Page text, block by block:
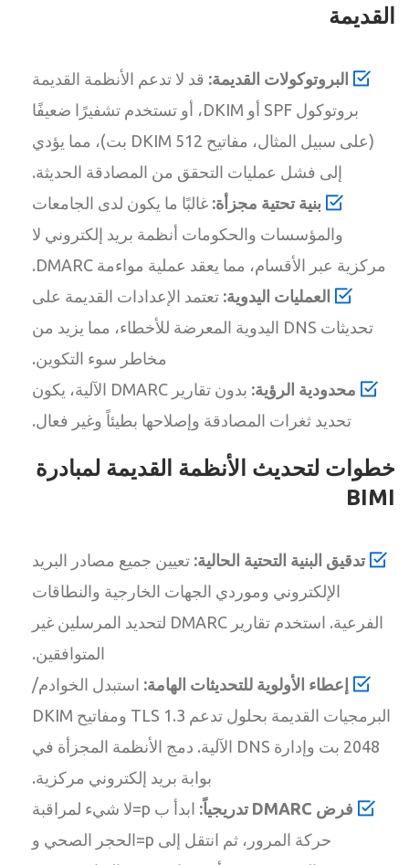
القديمة
البروتوكولات القديمة: قد لا تدعم الأنظمة القديمة
بروتوكول SPF أو DKIM، أو تستخدم تشفيرًا ضعيفًا
(على سبيل المثال، مفاتيح DKIM 512 بت)، مما يؤدي
إلى فشل عمليات التحقق من المصادقة الحديثة.
بنية تحتية مجزأة: غالبًا ما يكون لدى الجامعات
والمؤسسات والحكومات أنظمة بريد إلكتروني لا
مركزية عبر الأقسام، مما يعقد عملية مواءمة DMARC.
العمليات اليدوية: تعتمد الإعدادات القديمة على
تحديثات DNS اليدوية المعرضة للأخطاء، مما يزيد من
مخاطر سوء التكوين.
محدودية الرؤية:
بدون تقارير DMARC الآلية، يكون
تحديد ثغرات المصادقة وإصلاحها بطيئاً وغير فعال.
خطوات لتحديث الأنظمة القديمة لمبادرة
BIMI
تدقيق البنية التحتية الحالية: تعيين جميع مصادر البريد
الإلكتروني وموردي الجهات الخارجية والنطاقات
الفرعية. استخدم تقارير DMARC لتحديد المرسلين غير
المتوافقين.
إعطاء الأولوية للتحديثات الهامة: استبدل الخوادم/
البرمجيات القديمة بحلول تدعم TLS 1.3 ومفاتيح DKIM
2048 بت وإدارة DNS الآلية. دمج الأنظمة المجزأة في
بوابة بريد إلكتروني مركزية.
فرض DMARC تدريجياً:
ابدأ ب p=لا شيء لمراقبة
حركة المرور، ثم انتقل إلى p=الحجر الصحي و